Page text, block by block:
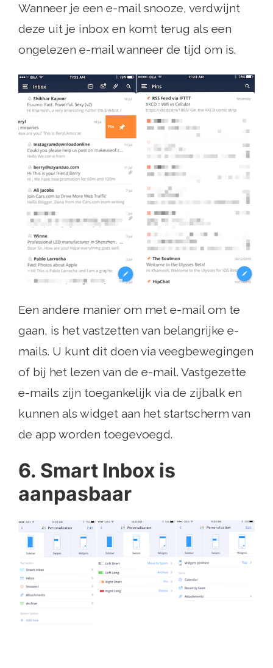
Wanneer je een e-mail snooze, verdwijnt
deze uit je inbox en komt terug als een
ongelezen e-mail wanneer de tijd om is.
Een andere manier om met e-mail om te
gaan, is het vastzetten van belangrijke e-
mails. U kunt dit doen via veegbewegingen
of bij het lezen van de e-mail. Vastgezette
e-mails zijn toegankelijk via de zijbalk en
kunnen als widget aan het startscherm van
de app worden toegevoegd.
6. Smart Inbox is
aanpasbaar